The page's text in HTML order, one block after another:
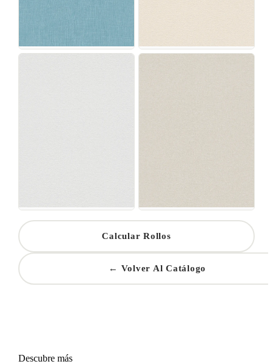
Calcular Rollos
← Volver Al Catálogo
Descubre más